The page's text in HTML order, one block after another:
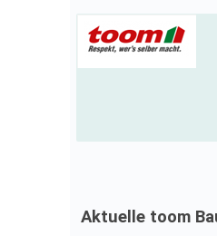
Aktuelle toom